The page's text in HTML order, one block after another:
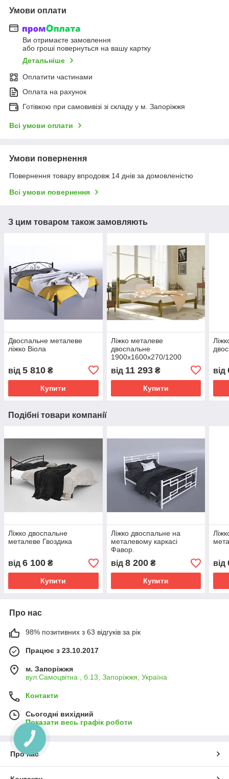
Умови оплати
Ви отримаєте замовлення
або гроші повернуться на вашу картку
Детальніше
Оплатити частинами
Оплата на рахунок
Готівкою при самовивізі зі складу у м. Запоріжжя
Всі умови оплати
Умови повернення
Повернення товару впродовж 14 днів за домовленістю
Всі умови повернення
З цим товаром також замовляють
Двоспальне металеве
ліжко Віола
від 5 810 ₴
Купити
Ліжко металеве
двоспальне
1900х1600х270/1200
від 11 293₴
Купити
від
Подібні товари компанії
Ліжко двоспальне
металеве Гвоздика
від 6 100 ₴
Купити
Ліжко двоспальне на
металевому каркасі
Фавор.
від 8 200₴
Купити
від
Про нас
98% позитивних з 63 відгуків за рік
Працює з 23.10.2017
м. Запоріжжя
вул.Самоцвітна , б.13, Запоріжжя, Україна
Контакти
Сьогодні вихідний
Показати весь графік роботи
Про нас
КНОПКА
ЗВ'ЯЗКУ